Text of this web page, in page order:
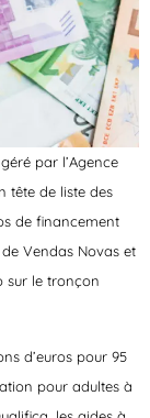
par l’Agence
tête de liste des
de financement
Vendas Novas et
sur le tronçon
d’euros pour 95
pour adultes à